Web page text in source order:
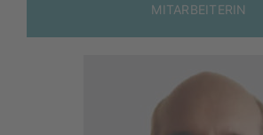
MIT­AR­BEI­TE­RIN